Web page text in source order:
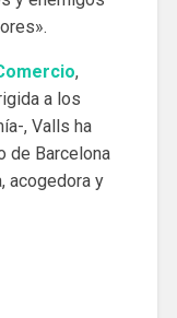
,
a los
, Valls ha
de Barcelona
acogedora y